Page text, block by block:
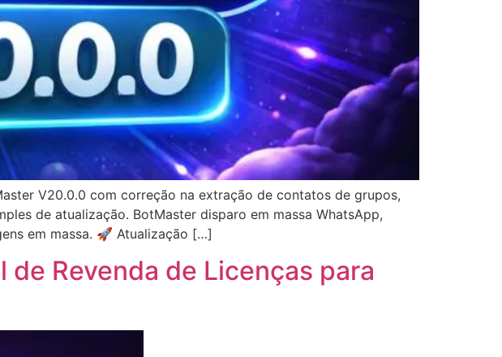
V20.0.0 com correção na extração de contatos de grupos,
de atualização. BotMaster disparo em massa WhatsApp,
em massa. 🚀 Atualização […]
Revenda de Licenças para